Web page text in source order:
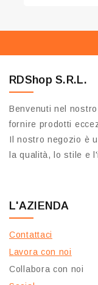
RDShop S.R.L.
Benvenuti nel
fornire prodotti
Il nostro negozio è
la qualità, lo stile e
L'AZIENDA
Contattaci
Lavora con noi
Collabora con noi